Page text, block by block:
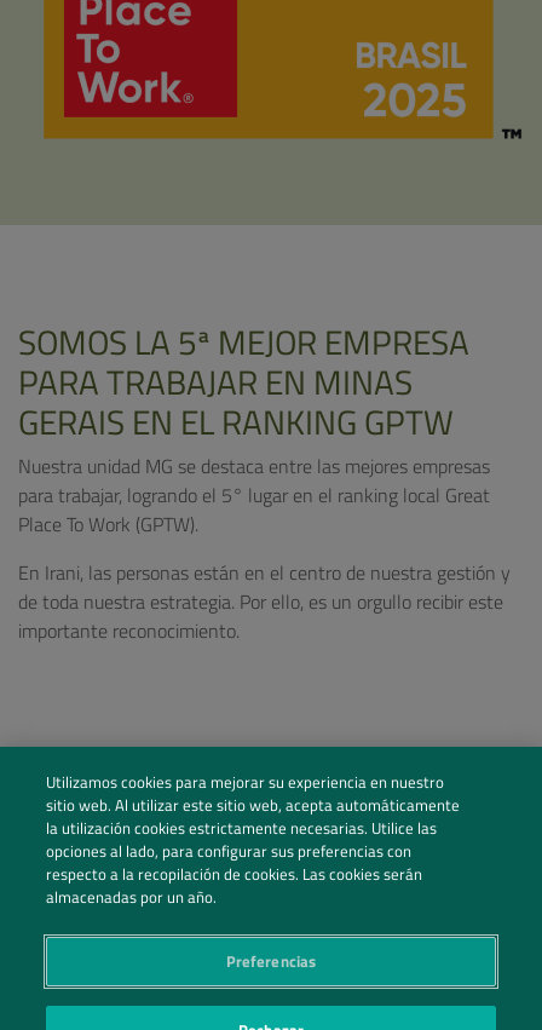
SOMOS LA 5ª MEJOR EMPRESA
PARA TRABAJAR EN MINAS
GERAIS EN EL RANKING GPTW
Nuestra unidad MG se destaca entre las mejores empresas
para trabajar, logrando el 5° lugar en el ranking local Great
Place To Work (GPTW).
En Irani, las personas están en el centro de nuestra gestión y
de toda nuestra estrategia. Por ello, es un orgullo recibir este
importante reconocimiento.
Sigue nuestras redes sociales
Utilizamos cookies para mejorar su experiencia en nuestro
sitio web. Al utilizar este sitio web, acepta automáticamente
la utilización cookies estrictamente necesarias. Utilice las
opciones al lado, para configurar sus preferencias con
respecto a la recopilación de cookies. Las cookies serán
almacenadas por un año.
Preferencias